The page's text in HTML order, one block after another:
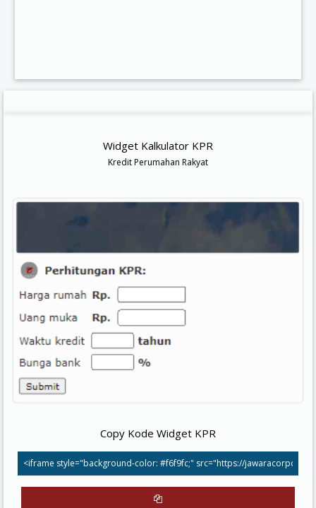
Widget Kalkulator KPR
Kredit Perumahan Rakyat
Copy Kode Widget KPR